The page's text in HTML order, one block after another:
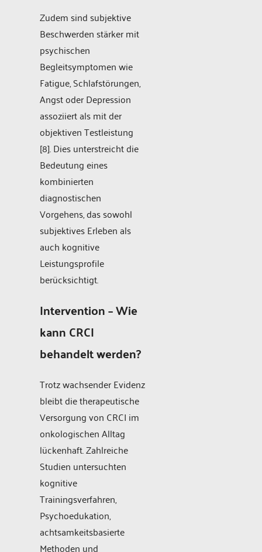
Zudem sind subjektive
Beschwerden stärker mit
psychischen
Begleitsymptomen wie
Fatigue, Schlafstörungen,
Angst oder Depression
assoziiert als mit der
objektiven Testleistung
[8]. Dies unterstreicht die
Bedeutung eines
kombinierten
diagnostischen
Vorgehens, das sowohl
subjektives Erleben als
auch kognitive
Leistungsprofile
berücksichtigt.
Intervention – Wie
kann CRCI
behandelt werden?
Trotz wachsender Evidenz
bleibt die therapeutische
Versorgung von CRCI im
onkologischen Alltag
lückenhaft. Zahlreiche
Studien untersuchten
kognitive
Trainingsverfahren,
Psychoedukation,
achtsamkeitsbasierte
Methoden und